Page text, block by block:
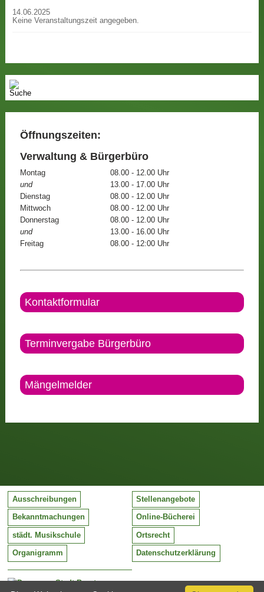
14.06.2025
Keine Veranstaltungszeit angegeben.
Öffnungszeiten:
Verwaltung & Bürgerbüro
Montag
08.00 - 12.00 Uhr
und
13.00 - 17.00 Uhr
Dienstag
08.00 - 12.00 Uhr
Mittwoch
08.00 - 12.00 Uhr
Donnerstag
08.00 - 12.00 Uhr
und
13.00 - 16.00 Uhr
Freitag
08.00 - 12:00 Uhr
Kontaktformular
Terminvergabe Bürgerbüro
Mängelmelder
Stadt Barntrup
Ausschreibungen Stellenangebote
Bekanntmachungen Online-Bücherei
städt. Musikschule Ortsrecht
Organigramm Datenschutzerklärung